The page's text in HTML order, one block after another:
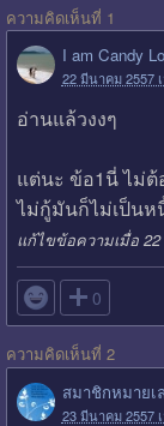
ความคิดเห็นที่ 1
I am Candy
22 มีนาคม 2557
อ่านแล้วงงๆ
แต่นะ ข้อ1นี่ ไม่ต้
ไม่กู้มันก็ไม่เป็นห
แก้ไขข้อความเมื่อ
 0
ความคิดเห็นที่ 2
สมาชิกหมายเ
23 มีนาคม 2557